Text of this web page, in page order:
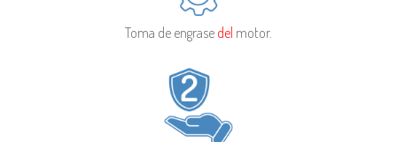
Toma de engrase del motor.